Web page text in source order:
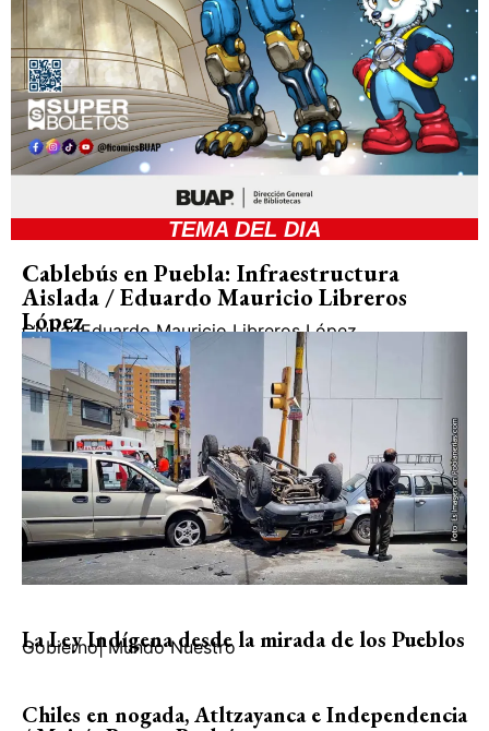
TEMA DEL DIA
Cablebús en Puebla: Infraestructura
Aislada / Eduardo Mauricio Libreros
López
CiudadEduardo Mauricio Libreros López
La Ley Indígena desde la mirada de los Pueblos
Gobierno| Mundo Nuestro
Chiles en nogada, Atltzayanca e Independencia